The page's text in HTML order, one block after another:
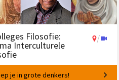
Filosofie:
Interculturele
/
wij leren van denkers
je in grote denkers!